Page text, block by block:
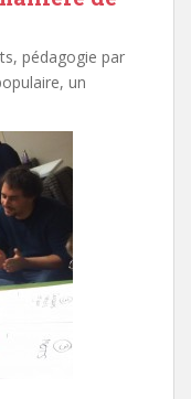
pédagogie par
un